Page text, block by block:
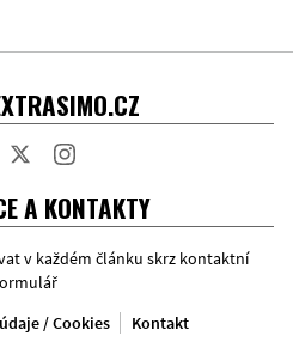
A KONTAKTY
v každém článku skrz kontaktní
/ Cookies Kontakt